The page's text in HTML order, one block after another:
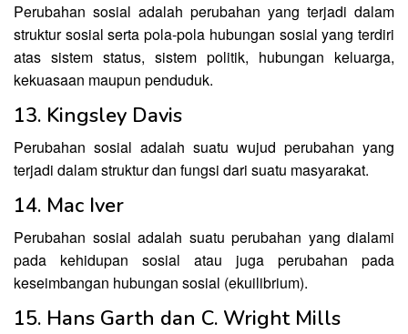
Perubahan sosial adalah perubahan yang terjadi dalam
struktur sosial serta pola-pola hubungan sosial yang terdiri
atas sistem status, sistem politik, hubungan keluarga,
kekuasaan maupun penduduk.
13. Kingsley Davis
Perubahan sosial adalah suatu wujud perubahan yang
terjadi dalam struktur dan fungsi dari suatu masyarakat.
14. Mac Iver
Perubahan sosial adalah suatu perubahan yang dialami
pada kehidupan sosial atau juga perubahan pada
keseimbangan hubungan sosial (ekuilibrium).
15. Hans Garth dan C. Wright Mills